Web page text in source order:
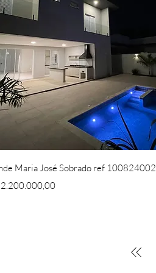
Visualização rápida
Maria José Sobrado ref 100824002
2.200.000,00